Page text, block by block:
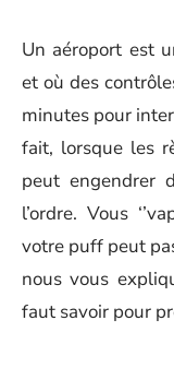
Un aéroport est
et où des
minutes pour
fait, lorsque les
peut engendrer
l’ordre. Vous
votre puff peut
nous vous
faut savoir pour